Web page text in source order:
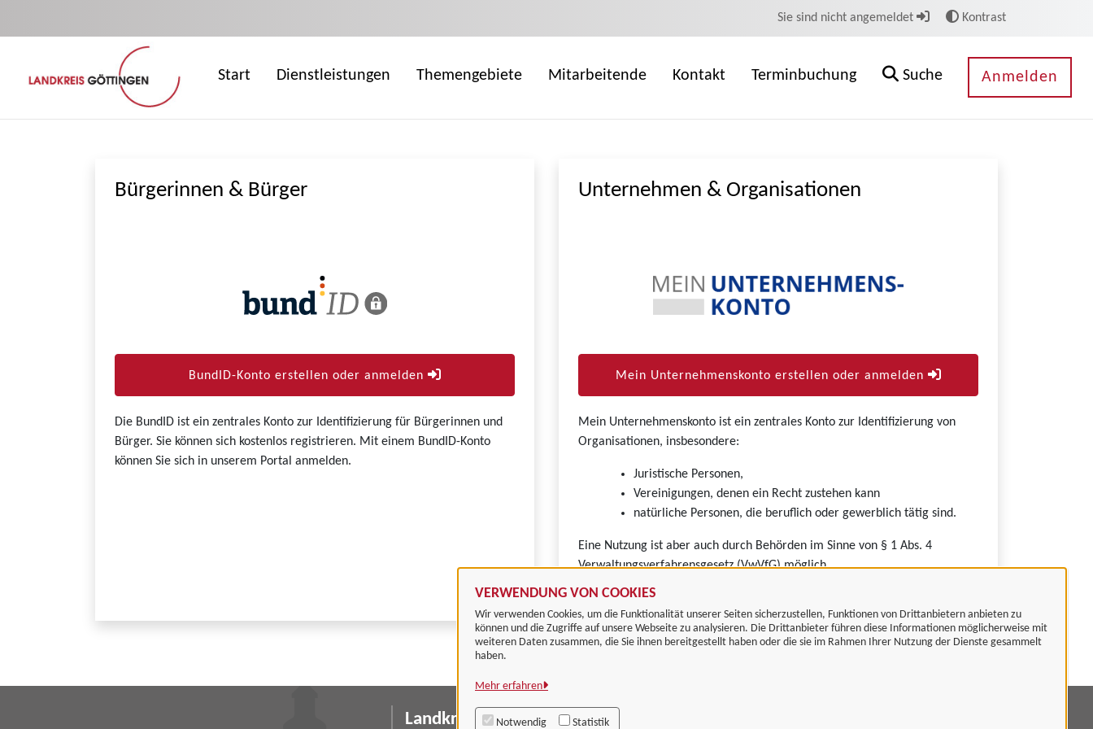
VERWENDUNG VON COOKIES
Wir verwenden Cookies, um die Funktionalität unserer Seiten sicherzustellen, Funktionen von Drittanbietern anbieten zu
können und die Zugriffe auf unsere Webseite zu analysieren. Die Drittanbieter führen diese Informationen möglicherweise mit
weiteren Daten zusammen, die Sie ihnen bereitgestellt haben oder die sie im Rahmen Ihrer Nutzung der Dienste gesammelt
haben.
Mehr erfahren
Notwendig Statistik
Sie sind nicht angemeldet Kontrast
Start Dienstleistungen Themengebiete Mitarbeitende Kontakt Terminbuchung Suche Anmelden
Bürgerinnen & Bürger
BundID-Konto erstellen oder anmelden
Die BundID ist ein zentrales Konto zur Identifizierung für Bürgerinnen und
Bürger. Sie können sich kostenlos registrieren. Mit einem BundID-Konto
können Sie sich in unserem Portal anmelden.
Unternehmen & Organisationen
Mein Unternehmenskonto erstellen oder anmelden
Mein Unternehmenskonto ist ein zentrales Konto zur Identifizierung von
Organisationen, insbesondere:
Juristische Personen,
Vereinigungen, denen ein Recht zustehen kann
natürliche Personen, die beruflich oder gewerblich tätig sind.
Eine Nutzung ist aber auch durch Behörden im Sinne von § 1 Abs. 4
Verwaltungsverfahrensgesetz (VwVfG) möglich.
Landkreis Göttingen